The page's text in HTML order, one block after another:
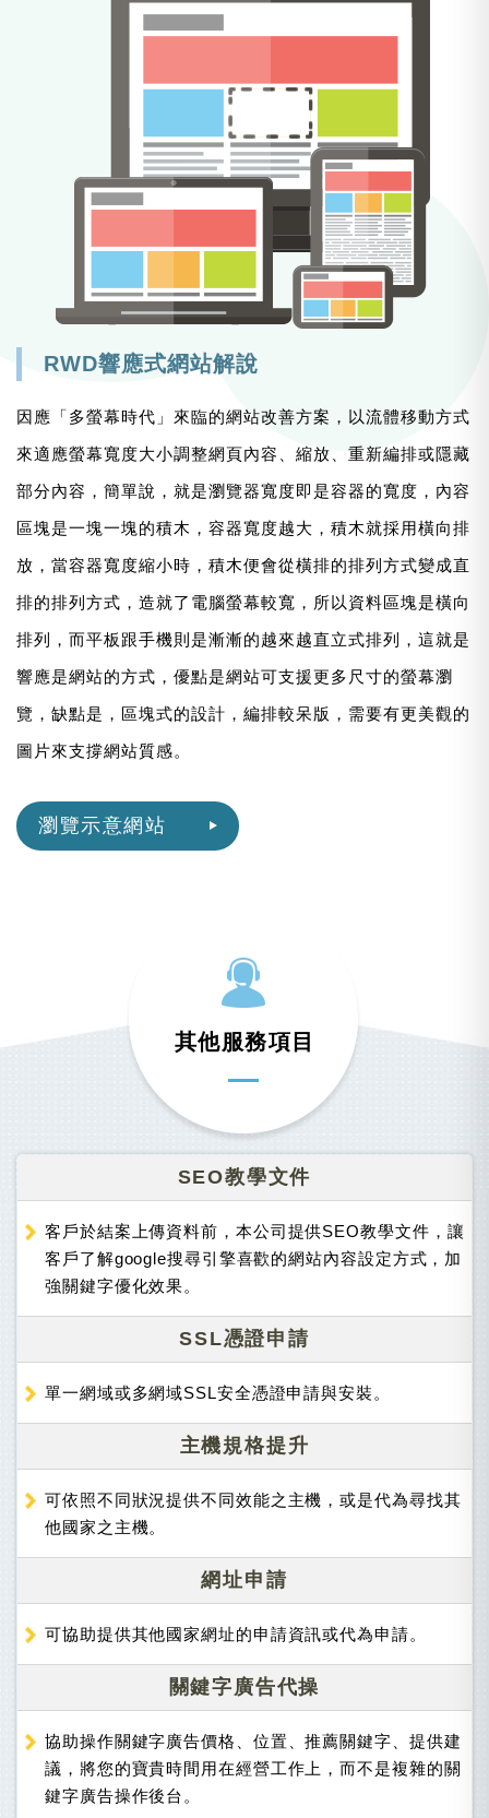
RWD響應式網站解說
因應「多螢幕時代」來臨的網站改善方案，以流體移動方式
來適應螢幕寬度大小調整網頁內容、縮放、重新編排或隱藏
部分內容，簡單說，就是瀏覽器寬度即是容器的寬度，內容
區塊是一塊一塊的積木，容器寬度越大，積木就採用橫向排
放，當容器寬度縮小時，積木便會從橫排的排列方式變成直
排的排列方式，造就了電腦螢幕較寬，所以資料區塊是橫向
排列，而平板跟手機則是漸漸的越來越直立式排列，這就是
響應是網站的方式，優點是網站可支援更多尺寸的螢幕瀏
覽，缺點是，區塊式的設計，編排較呆版，需要有更美觀的
圖片來支撐網站質感。
瀏覽示意網站
其他服務項目
SEO教學文件
客戶於結案上傳資料前，本公司提供SEO教學文件，讓
客戶了解google搜尋引擎喜歡的網站內容設定方式，加
強關鍵字優化效果。
SSL憑證申請
單一網域或多網域SSL安全憑證申請與安裝。
主機規格提升
可依照不同狀況提供不同效能之主機，或是代為尋找其
他國家之主機。
網址申請
可協助提供其他國家網址的申請資訊或代為申請。
關鍵字廣告代操
協助操作關鍵字廣告價格、位置、推薦關鍵字、提供建
議，將您的寶貴時間用在經營工作上，而不是複雜的關
鍵字廣告操作後台。